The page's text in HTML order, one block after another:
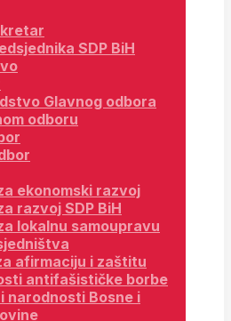
SDP BiH
Glavnog odbora
odboru
ekonomski razvoj
razvoj SDP BiH
lokalnu samoupravu
afirmaciju i zaštitu
antifašističke borbe
narodnosti Bosne i